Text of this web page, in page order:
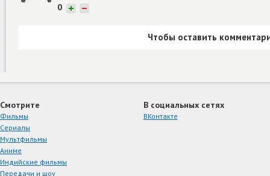
0 + −
Чтобы оставить
Смотрите
Фильмы
Сериалы
Мультфильмы
Аниме
Индийские фильмы
Передачи и шоу
В социальных сетях
ВКонтакте